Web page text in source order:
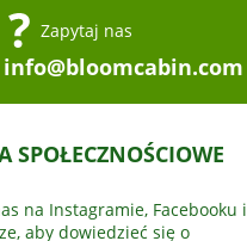
Zapytaj nas
info@bloomcabin.com
SPOŁECZNOŚCIOWE
na Instagramie, Facebooku i
aby dowiedzieć się o